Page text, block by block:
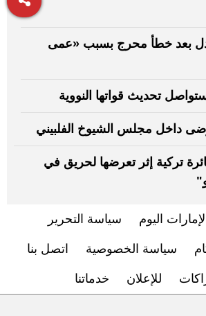
بعد خطأ محرج بسبب «عمى
تحديث قواتها النووية
داخل مجلس الشيوخ الفلبيني
تركية إثر تعرضها لحريق في
اليوم سياسة التحرير
سياسة الخصوصية اتصل بنا
للإعلان خدماتنا